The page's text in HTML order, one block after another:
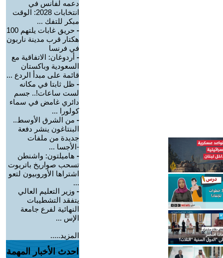
دعمه لفانس في
انتخابات 2028: الوقت
مبكر للتفك ...
-
حريق غابات يلتهم 100
هكتار قرب مدينة ناربون
في فرنسا
- أردوغان: الاتفاقية مع
السعودية وباكستان
قائمة على مبدأ الردع ...
- ظل ثابتا في مكانه
لست ساعات!.. جسم
دائري غامض في سماء
كولورا ...
- من الشرق الأوسط..
البنتاغون ينشر دفعة
جديدة من ملفات
-الأجسا ...
- هاميلتون: واشنطن
تسحب صواريخ باتريوت
اشتراها الأوروبيون لتعو
...
- وزير التعليم العالي
يتفقد التشطيبات
النهائية لفرع جامعة
الإس ...
المزيد.....
احدث الأخبار المهمة